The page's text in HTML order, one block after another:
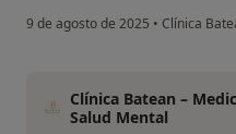
9 de agosto de 2025 • Clínica
Clínica Batean –
Salud Mental